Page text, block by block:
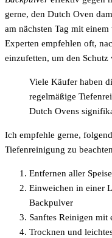
gerne, den Dutch Oven
am nächsten Tag mit
Experten empfehlen oft,
einzufetten, um den Schutz
Viele Käufer haben
regelmäßige
Dutch Ovens
Ich empfehle gerne,
Tiefenreinigung zu
Entfernen aller
Einweichen in einer
Backpulver
Sanftes Reinigen mit
Trocknen und